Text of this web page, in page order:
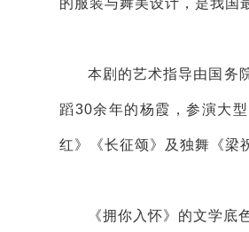
的服装与舞美设计，是我国
本剧的艺术指导由国务
蹈30余年的杨霞，参演大
红》《长征颂》及独舞《梁
《拥你入怀》的文学底